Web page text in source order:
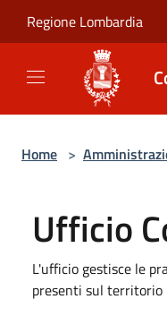
Regione Lombardia
Home >
Ufficio
L'ufficio gestisce le
presenti sul territorio